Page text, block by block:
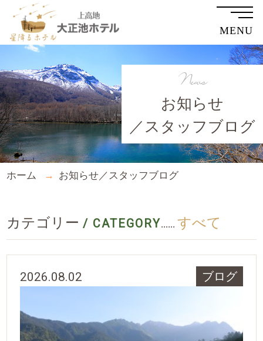
MENU
お知らせ
／スタッフブログ
News
ホーム お知らせ／スタッフブログ
カテゴリー / CATEGORY...... すべて
2026.08.02 ブログ